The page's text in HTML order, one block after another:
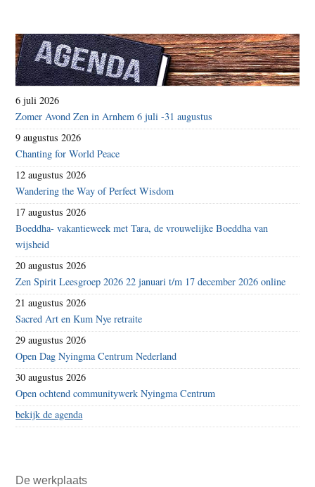
6 juli 2026
Zomer Avond Zen in Arnhem 6 juli -31 augustus
9 augustus 2026
Chanting for World Peace
12 augustus 2026
Wandering the Way of Perfect Wisdom
17 augustus 2026
Boeddha- vakantieweek met Tara, de vrouwelijke Boeddha van
wijsheid
20 augustus 2026
Zen Spirit Leesgroep 2026 22 januari t/m 17 december 2026 online
21 augustus 2026
Sacred Art en Kum Nye retraite
29 augustus 2026
Open Dag Nyingma Centrum Nederland
30 augustus 2026
Open ochtend communitywerk Nyingma Centrum
bekijk de agenda
De werkplaats